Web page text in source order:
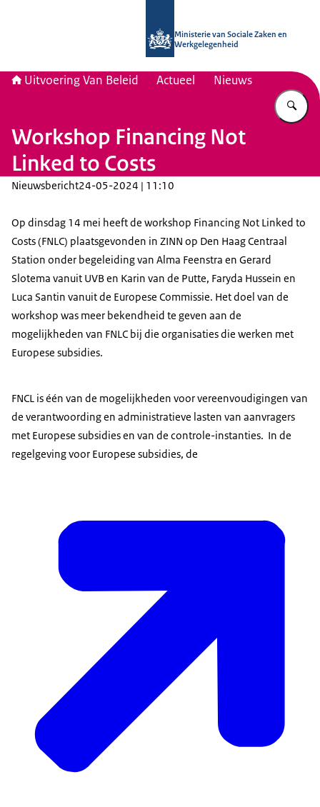
Ministerie van Sociale Zaken en
Werkgelegenheid
Uitvoering Van Beleid Actueel Nieuws
Workshop Financing Not
Linked to Costs
Nieuwsbericht24-05-2024 | 11:10
Op dinsdag 14 mei heeft de workshop Financing Not Linked to
Costs (FNLC) plaatsgevonden in ZINN op Den Haag Centraal
Station onder begeleiding van Alma Feenstra en Gerard
Slotema vanuit UVB en Karin van de Putte, Faryda Hussein en
Luca Santin vanuit de Europese Commissie. Het doel van de
workshop was meer bekendheid te geven aan de
mogelijkheden van FNLC bij die organisaties die werken met
Europese subsidies.
FNCL is één van de mogelijkheden voor vereenvoudigingen van
de verantwoording en administratieve lasten van aanvragers
met Europese subsidies en van de controle-instanties. In de
regelgeving voor Europese subsidies, de